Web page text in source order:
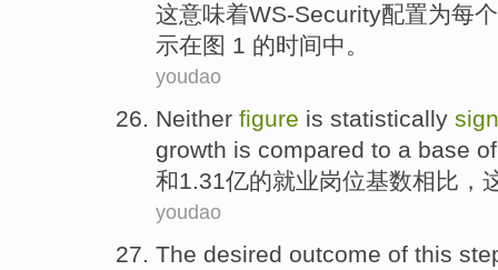
这意味着WS-Security配置为每
示在图 1 的时间中。
youdao
Neither figure is statistically
growth is compared to a base of
和1.31亿的就业岗位基数相比 ，
youdao
The desired outcome of this